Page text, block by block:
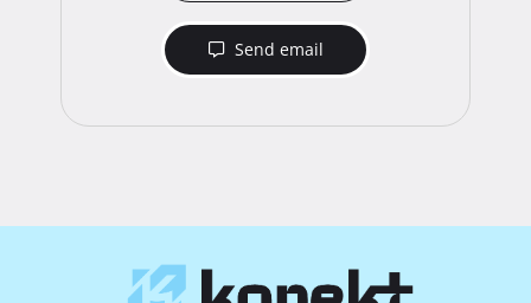
Send email